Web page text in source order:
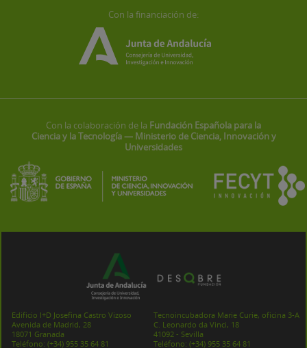
Con la financiación de:
Con la colaboración de la Fundación Española para la
Ciencia y la Tecnología — Ministerio de Ciencia, Innovación y
Universidades
Edificio I+D Josefina Castro Vizoso
Avenida de Madrid, 28
18071 Granada
Teléfono: (+34) 955 35 64 81
Tecnoincubadora Marie Curie, oficina 3-A
C. Leonardo da Vinci, 18
41092 - Sevilla
Teléfono: (+34) 955 35 64 81